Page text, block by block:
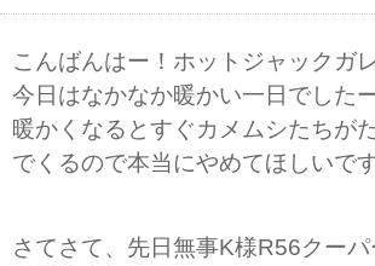
こんばんはー！ホットジャックガ
今日はなかなか暖かい一日でした
暖かくなるとすぐカメムシたちが
でくるので本当にやめてほしいで
さてさて、先日無事K様R56クー